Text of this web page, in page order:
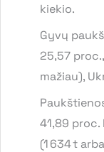
kiekio.
Gyvų
25,57
mažiau),
41,89 proc.
(1 634 t